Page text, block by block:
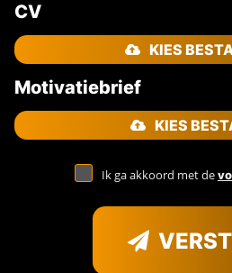
CV
KIES
Motivatiebrief
KIES
Ik ga akkoord met de